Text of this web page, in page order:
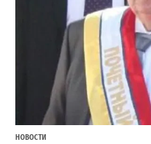
НОВОСТИ